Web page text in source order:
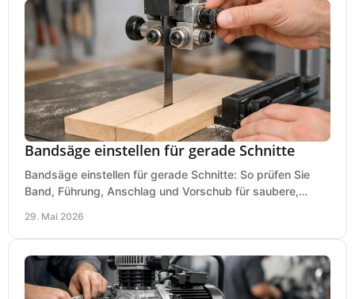
Bandsäge einstellen für gerade Schnitte
Bandsäge einstellen für gerade Schnitte: So prüfen Sie
Band, Führung, Anschlag und Vorschub für saubere,
29. Mai 2026